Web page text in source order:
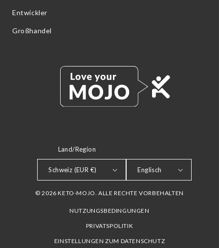
Entwickler
Großhandel
Land/Region
Schweiz (EUR €) Englisch
© 2026 KETO-MOJO. ALLE RECHTE VORBEHALTEN
NUTZUNGSBEDINGUNGEN
PRIVATSPOLITIK
EINSTELLUNGEN ZUM DATENSCHUTZ